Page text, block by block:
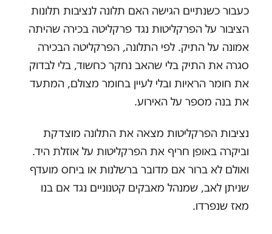
כעבור כשנתיים הגישה האם תלונה לנציבות תלונות
הציבור על הפרקליטות נגד פרקליטה בכירה שהיתה
אמונה על התיק. לפי התלונה, הפרקליטה הבכירה
סגרה את התיק בלי שהאב נחקר כחשוד, בלי לבדוק
את חומר הראיות ובלי לעיין בחומר מצולם, המתעד
את בנה מספר על האירוע.
נציבות הפרקליטות מצאה את התלונה מוצדקת
וביקרה באופן חריף את הפרקליטות על אוזלת היד.
ואולם לא ברור אם מדובר ברשלנות או ביחס מועדף
שניתן לאב, שמנהל מאבקים קטנוניים נגד אם בנו
מאז שנפרדו.